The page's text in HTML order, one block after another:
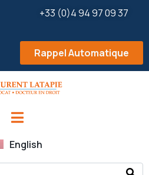
+33 (0)4 94 97 09 37
Rappel Automatique
English